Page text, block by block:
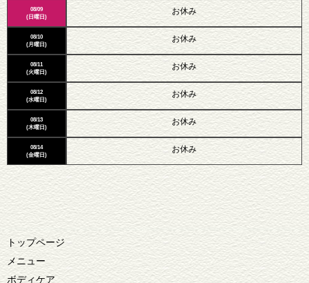
08/09
(日曜日)
08/10
(月曜日)
08/11
(火曜日)
08/12
(水曜日)
08/13
(木曜日)
08/14
(金曜日)
お休み
お休み
お休み
お休み
お休み
お休み
トップページ
メニュー
ボディケア